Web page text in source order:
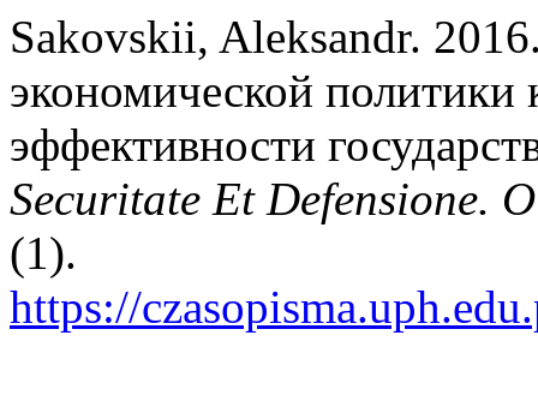
Sakovskii, Aleksandr.
экономической
эффективности
Securitate Et Defensione.
(1).
https://